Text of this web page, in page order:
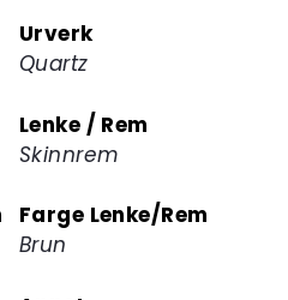
Urverk
Quartz
Lenke / Rem
Skinnrem
Farge Lenke/Rem
Brun